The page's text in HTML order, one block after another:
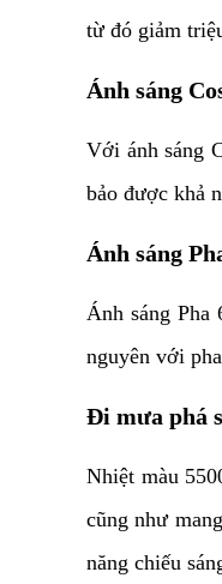
từ đó giảm
Ánh sáng
Với ánh sáng
bảo được khả
Ánh sáng
Ánh sáng Pha
nguyên với
Đi mưa phá
Nhiệt màu
cũng như
năng chiếu